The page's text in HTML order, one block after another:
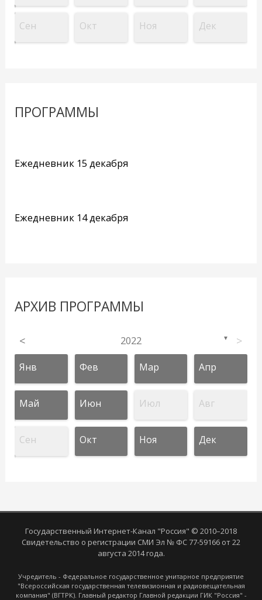
Сен Окт Ноя Дек
ПРОГРАММЫ
Ежедневник 15 декабря
Ежедневник 14 декабря
АРХИВ ПРОГРАММЫ
< 2022 ▼ >
Янв Фев Мар Апр
Май Июн Июл Авг
Сен Окт Ноя Дек
Государственный Интернет-Канал "Россия" © 2010–2018
Свидетельство о регистрации СМИ Эл № ФС 77-59166 от 22
августа 2014 года.
Учредитель - Федеральное государственное унитарное предприятие
"Всероссийская государственная телевизионная и радиовещательная
компания" (ВГТРК). Главный редактор Главной редакции ГИК "Россия" -